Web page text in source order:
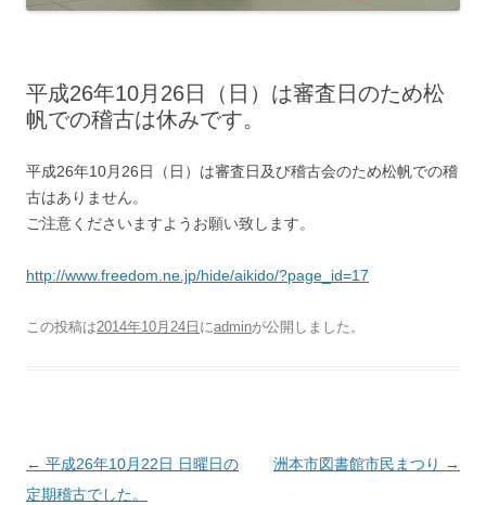
平成26年10月26日（日）は審査日のため松
帆での稽古は休みです。
平成26年10月26日（日）は審査日及び稽古会のため松帆での稽
古はありません。
ご注意くださいますようお願い致します。
http://www.freedom.ne.jp/hide/aikido/?page_id=17
この投稿は2014年10月24日 にadminが公開しました 。
投稿ナビゲーション
← 平成26年10月22日 日曜日の
定期稽古でした。
洲本市図書館市民まつり →